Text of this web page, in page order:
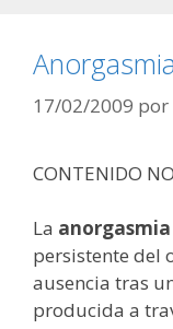
Anorgasmia
17/02/2009 por
CONTENIDO
La anorgasmia
persistente del
ausencia tras
producida a